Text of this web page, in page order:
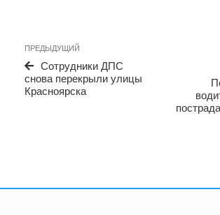
по
записям
Предыдущая
запись
ПРЕДЫДУЩИЙ
Сотрудники ДПС
снова перекрыли улицы
Красноярска